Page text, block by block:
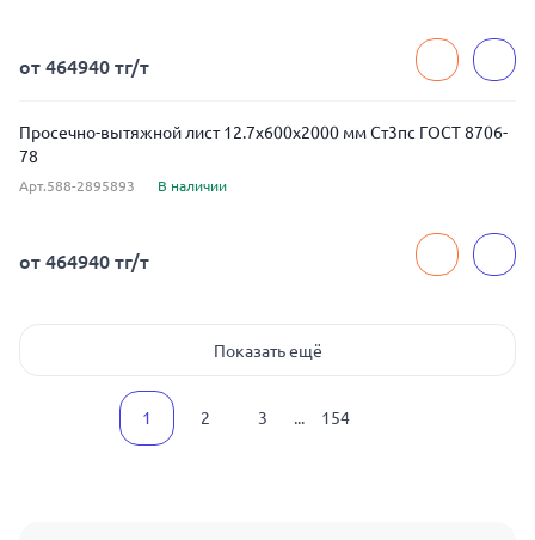
от 464940 тг/т
Просечно-вытяжной лист 12.7x600x2000 мм Ст3пс ГОСТ 8706-
78
Арт.588-2895893 В наличии
от 464940 тг/т
Показать ещё
1 2 3 ... 154